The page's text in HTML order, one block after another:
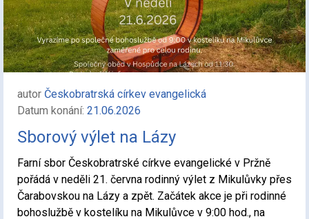
autor Českobratrská církev evangelická
Datum konání: 21.06.2026
Sborový výlet na Lázy
Farní sbor Českobratrské církve evangelické v Pržně
pořádá v neděli 21. června rodinný výlet z Mikulůvky přes
Čarabovskou na Lázy a zpět. Začátek akce je při rodinné
bohoslužbě v kostelíku na Mikulůvce v 9:00 hod., na